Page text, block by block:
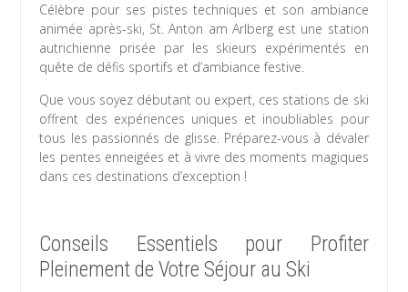
Célèbre pour ses pistes techniques et son ambiance
animée après-ski, St. Anton am Arlberg est une station
autrichienne prisée par les skieurs expérimentés en
quête de défis sportifs et d’ambiance festive.
Que vous soyez débutant ou expert, ces stations de ski
offrent des expériences uniques et inoubliables pour
tous les passionnés de glisse. Préparez-vous à dévaler
les pentes enneigées et à vivre des moments magiques
dans ces destinations d’exception !
Conseils Essentiels pour Profiter
Pleinement de Votre Séjour au Ski